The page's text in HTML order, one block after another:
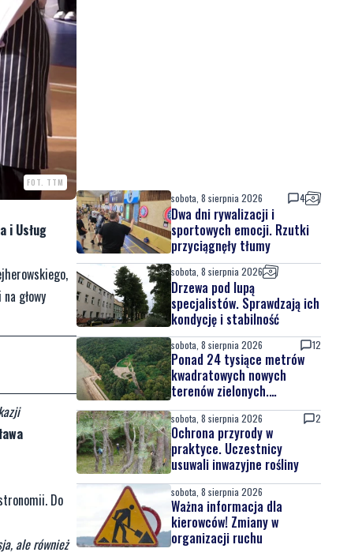
FOT. TTM
i Usług
głowy
Do
ale również
sobota, 8 sierpnia 2026 4
Dwa dni rywalizacji i
sportowych emocji. Rzutki
przyciągnęły tłumy
sobota, 8 sierpnia 2026
Drzewa pod lupą
specjalistów. Sprawdzają ich
kondycję i stabilność
sobota, 8 sierpnia 2026 12
Ponad 24 tysiące metrów
kwadratowych nowych
terenów zielonych.
Powstanie nowa przestrzeń
do wypoczynku
sobota, 8 sierpnia 2026 2
Ochrona przyrody w
praktyce. Uczestnicy
usuwali inwazyjne rośliny
sobota, 8 sierpnia 2026
Ważna informacja dla
kierowców! Zmiany w
organizacji ruchu